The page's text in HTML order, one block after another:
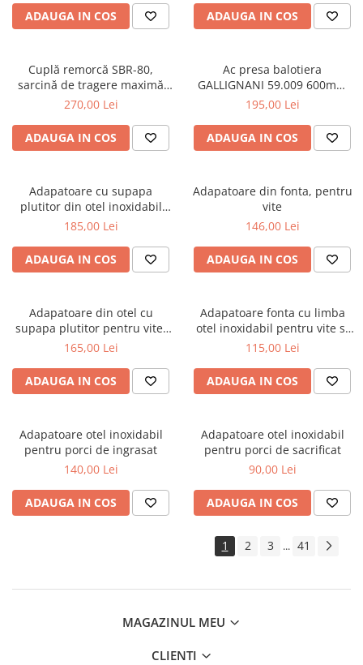
Piese grebla
Piese scarificator
Piese semanatoare
Vidanja si irigatii
Diverse
Furtunuri
Vane si robineti
ADAUGA IN COS ADAUGA IN COS
Cuplă remorcă SBR-80,
sarcină de tragere maximă
8000 kg
270,00 Lei
ADAUGA IN COS
Ac presa balotiera
GALLIGNANI 59.009 600mm
fonta
195,00 Lei
ADAUGA IN COS
Adapatoare cu supapa
plutitor din otel inoxidabil
pentru vite, cai, oi si capre
185,00 Lei
ADAUGA IN COS
Adapatoare din fonta, pentru
vite
146,00 Lei
ADAUGA IN COS
Adapatoare din otel cu
supapa plutitor pentru vite,
cai, oi si capre
165,00 Lei
ADAUGA IN COS
Adapatoare fonta cu limba
otel inoxidabil pentru vite si
cai
115,00 Lei
ADAUGA IN COS
Adapatoare otel inoxidabil
pentru porci de ingrasat
140,00 Lei
ADAUGA IN COS
Adapatoare otel inoxidabil
pentru porci de sacrificat
90,00 Lei
ADAUGA IN COS
1 2 3 ... 41
MAGAZINUL MEU
CLIENTI